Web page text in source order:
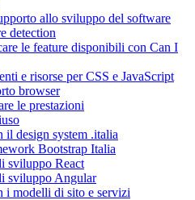
allo sviluppo del software
detection
le feature disponibili con Can I
e risorse per CSS e JavaScript
browser
le prestazioni
il design system .italia
Bootstrap Italia
sviluppo React
sviluppo Angular
i modelli di sito e servizi